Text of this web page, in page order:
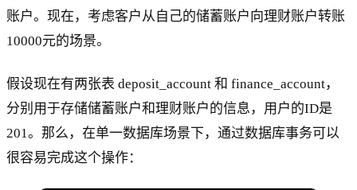
账户。现在，考虑客户从自己的储蓄账户向理财账户转账
10000元的场景。
假设现在有两张表 deposit_account 和 finance_account，
分别用于存储储蓄账户和理财账户的信息，用户的ID是
201。那么，在单一数据库场景下，通过数据库事务可以
很容易完成这个操作：